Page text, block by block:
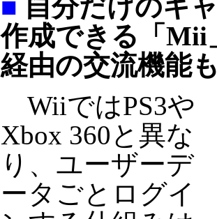
■ 自分だけのキ
作成できる「Mii
経由の交流機能
WiiではPS3や
Xbox 360と異な
り、ユーザーデ
ータごとログイ